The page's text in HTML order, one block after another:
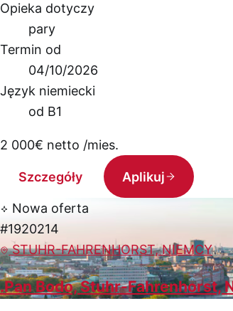
Opieka dotyczy
pary
Termin od
04/10/2026
Język niemiecki
od B1
2 000€ netto /mies.
Szczegóły Aplikuj
Nowa oferta
#1920214
STUHR-FAHRENHORST, NIEMCY
.Pan Bodo, Stuhr-Fahrenhorst,